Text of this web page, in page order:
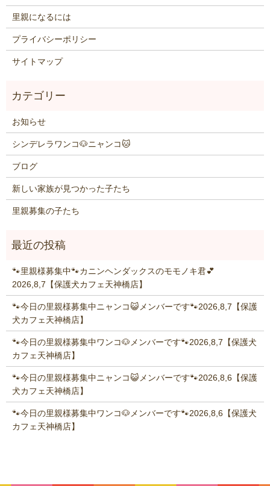
里親になるには
プライバシーポリシー
サイトマップ
お知らせ
シンデレラワンコ🐶ニャンコ🐱
ブログ
新しい家族が見つかった子たち
里親募集の子たち
🐾里親様募集中🐾カニンヘンダックスのモモノキ君💕
2026,8,7【保護犬カフェ天神橋店】
🐾今日の里親様募集中ニャンコ😺メンバーです🐾2026,8,7【保護
犬カフェ天神橋店】
🐾今日の里親様募集中ワンコ🐶メンバーです🐾2026,8,7【保護犬
カフェ天神橋店】
🐾今日の里親様募集中ニャンコ😺メンバーです🐾2026,8,6【保護
犬カフェ天神橋店】
🐾今日の里親様募集中ワンコ🐶メンバーです🐾2026,8,6【保護犬
カフェ天神橋店】